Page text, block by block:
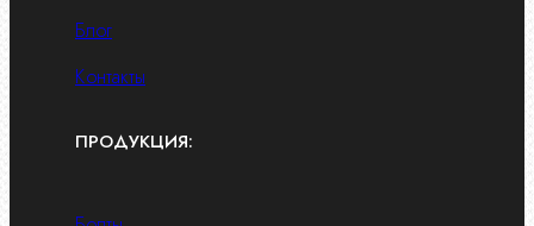
Блог
Контакты
ПРОДУКЦИЯ: